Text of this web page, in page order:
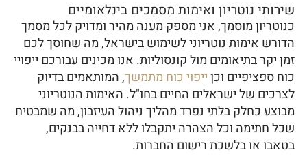
שירותי נוטריון ואימות מסמכים בינלאומיים
כנוטריון מוסמך, אני מספק מענה מהיר ומדויק לכל מסמך
הדורש אימות נוטריוני לשימוש בישראל, מה שחוסך לכם
זמן יקר בתיאומים מול קונסוליות. אנו מכינים עבורכם ייפויי
כוח ספציפיים וכןייפוי כוח מתמשך, המותאמים בדיוק
לצרכים של ישראלים החיים בחו"ל. האימות הנוטריוני
מבוצע כחלק בלתי נפרד מהליך ניהול העיזבון, מה שמבטיח
שכל חתימה וכל הצהרה יתקבלו ללא דחייה בבנקים,
בטאבו או בלשכת רישום החברות.